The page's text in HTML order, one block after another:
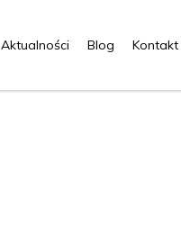
Aktualności Blog Kontakt